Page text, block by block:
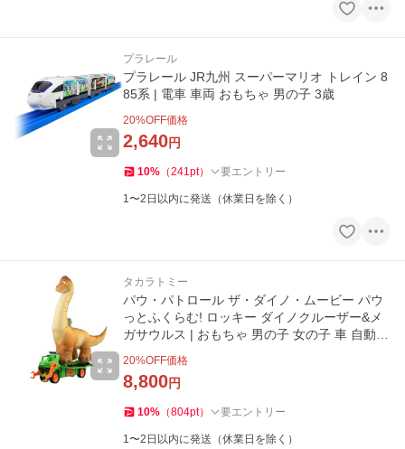
プラレール
プラレール JR九州 スーパーマリオ トレイン 8
85系 | 電車 車両 おもちゃ 男の子 3歳
20%OFF価格
2,640円
10% （241pt） 要エントリー
1〜2日以内に発送（休業日を除く）
タカラトミー
パウ・パトロール ザ・ダイノ・ムービー パウ
っとふくらむ! ロッキー ダイノクルーザー&メ
ガサウルス | おもちゃ 男の子 女の子 車 自動車
20%OFF価格
8,800円
10% （804pt） 要エントリー
1〜2日以内に発送（休業日を除く）